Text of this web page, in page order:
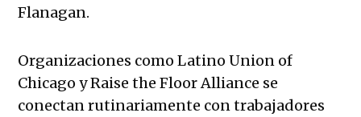
Flanagan.
Organizaciones como Latino Union of
Chicago y Raise the Floor Alliance se
conectan rutinariamente con trabajadores